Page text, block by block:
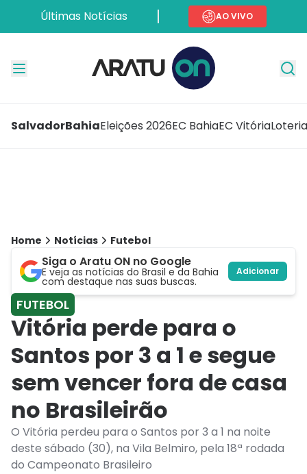
Últimas Notícias AO VIVO
SalvadorBahiaEleições 2026EC BahiaEC Vitória
Home Notícias Futebol
Siga o Aratu ON no Google
E veja as notícias do Brasil e da Bahia
com destaque nas suas buscas.
Adicionar
FUTEBOL
Vitória perde para o
Santos por 3 a 1 e segue
sem vencer fora de casa
no Brasileirão
O Vitória perdeu para o Santos por 3 a 1 na noite
deste sábado (30), na Vila Belmiro, pela 18ª rodada
do Campeonato Brasileiro